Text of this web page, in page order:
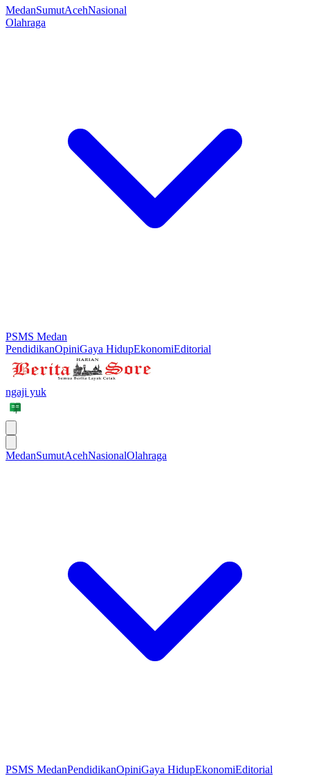
MedanSumutAcehNasional
Olahraga
PSMS Medan
PendidikanOpiniGaya HidupEkonomiEditorial
ngaji yuk
MedanSumutAcehNasionalOlahraga
PSMS MedanPendidikanOpiniGaya HidupEkonomiEditorial